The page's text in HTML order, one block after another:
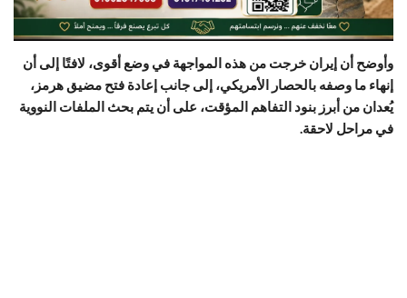
وأوضح أن إيران خرجت من هذه المواجهة في وضع أقوى، لافتًا إلى أن
إنهاء ما وصفه بالحصار الأمريكي، إلى جانب إعادة فتح مضيق هرمز،
يُعدان من أبرز بنود التفاهم المؤقت، على أن يتم بحث الملفات النووية
في مراحل لاحقة.